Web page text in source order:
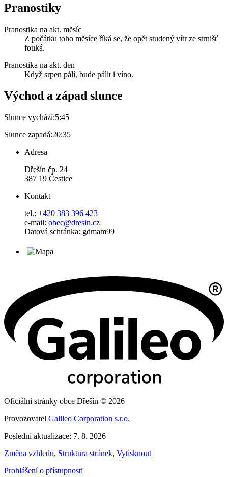
Pranostiky
Pranostika na akt. měsíc
Z počátku toho měsíce říká se, že opět studený vítr ze strnišť
fouká.
Pranostika na akt. den
Když srpen pálí, bude pálit i víno.
Východ a západ slunce
Slunce vychází:5:45
Slunce zapadá:20:35
Adresa
Dřešín čp. 24
387 19 Čestice
Kontakt
tel.: +420 383 396 423
e-mail: obec@dresin.cz
Datová schránka: gdmam99
Oficiální stránky obce Dřešín © 2026
Provozovatel Galileo Corporation s.r.o.
Poslední aktualizace: 7. 8. 2026
Změna vzhledu, Struktura stránek, Vytisknout
Prohlášení o přístupnosti